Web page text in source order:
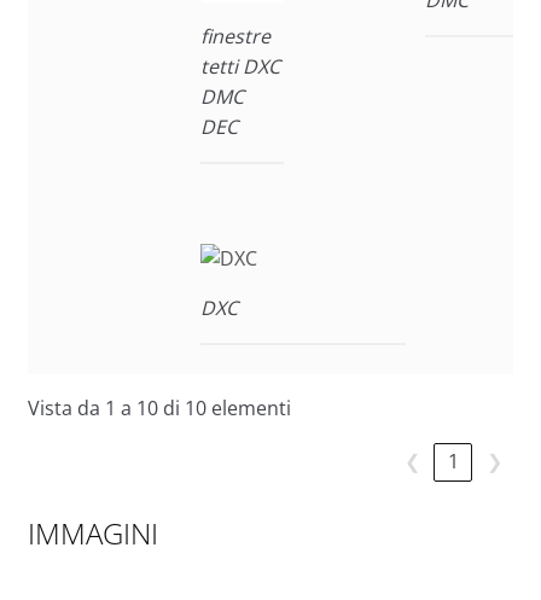
finestre
tetti DXC
DMC
DEC
DXC
Vista da 1 a 10 di 10 elementi
❮ 1 ❯
IMMAGINI